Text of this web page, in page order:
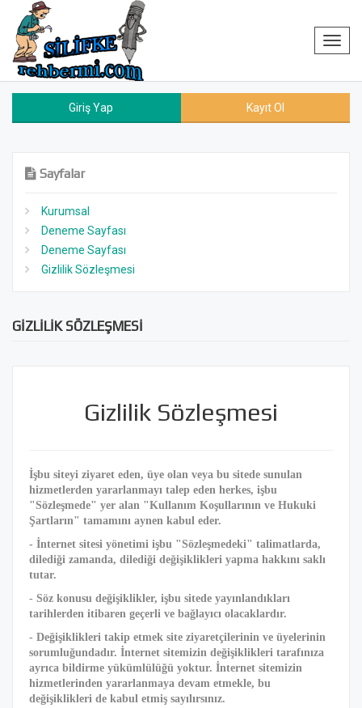
Giriş Yap Kayıt Ol
Sayfalar
Kurumsal
Deneme Sayfası
Deneme Sayfası
Gizlilik Sözleşmesi
GİZLİLİK SÖZLEŞMESİ
Gizlilik Sözleşmesi
İşbu siteyi ziyaret eden, üye olan veya bu sitede sunulan
hizmetlerden yararlanmayı talep eden herkes, işbu
"Sözleşmede" yer alan "Kullanım Koşullarının ve Hukuki
Şartların" tamamını aynen kabul eder.
- İnternet sitesi yönetimi işbu "Sözleşmedeki" talimatlarda,
dilediği zamanda, dilediği değişiklikleri yapma hakkını saklı
tutar.
- Söz konusu değişiklikler, işbu sitede yayınlandıkları
tarihlerden itibaren geçerli ve bağlayıcı olacaklardır.
- Değişiklikleri takip etmek site ziyaretçilerinin ve üyelerinin
sorumluğundadır. İnternet sitemizin değişiklikleri tarafınıza
ayrıca bildirme yükümlülüğü yoktur. İnternet sitemizin
hizmetlerinden yararlanmaya devam etmekle, bu
değişiklikleri de kabul etmiş sayılırsınız.